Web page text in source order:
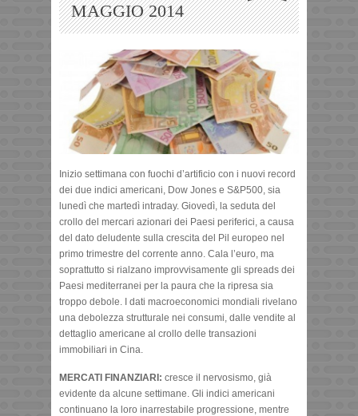
MAGGIO 2014
Inizio settimana con fuochi d’artificio con i nuovi record
dei due indici americani, Dow Jones e S&P500, sia
lunedì che martedì intraday. Giovedì, la seduta del
crollo del mercari azionari dei Paesi periferici, a causa
del dato deludente sulla crescita del Pil europeo nel
primo trimestre del corrente anno. Cala l’euro, ma
soprattutto si rialzano improvvisamente gli spreads dei
Paesi mediterranei per la paura che la ripresa sia
troppo debole. I dati macroeconomici mondiali rivelano
una debolezza strutturale nei consumi, dalle vendite al
dettaglio americane al crollo delle transazioni
immobiliari in Cina.
MERCATI FINANZIARI: cresce il nervosismo, già
evidente da alcune settimane. Gli indici americani
continuano la loro inarrestabile progressione, mentre